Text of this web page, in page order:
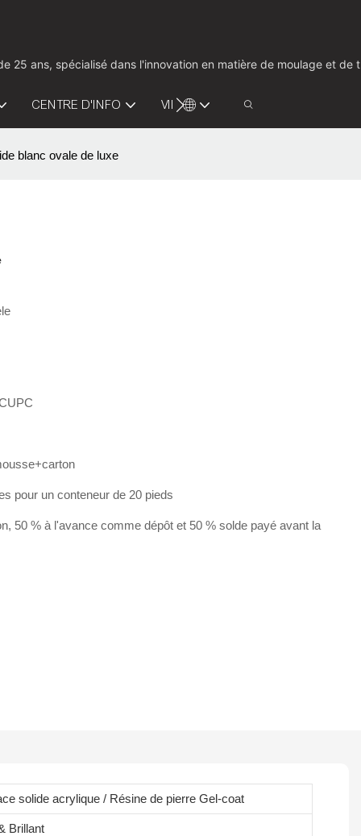
25 ans, spécialisé dans l'innovation en matière de moulage et de
CENTRE D'INFO VIDÉO CONTACTEZ-NOUS
blanc ovale de luxe
pour un conteneur de 20 pieds
50 % à l'avance comme dépôt et 50 % solde payé avant la
solide acrylique / Résine de pierre Gel-coat
Brillant